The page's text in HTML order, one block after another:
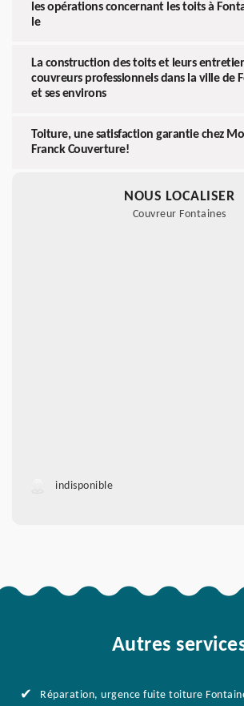
les opérations concernant les toits à
le
La construction des toits et leurs
couvreurs professionnels dans la ville de
et ses environs
Toiture, une satisfaction garantie chez
Franck Couverture!
NOUS LOCALISER
Couvreur Fontaines
indisponible
Autres
Réparation, urgence fuite toiture